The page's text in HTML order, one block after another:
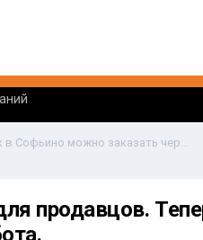
Яндекс Маркет для продавцов. Теперь пропуск в Софьино можно заказать через бота.
продавцов.